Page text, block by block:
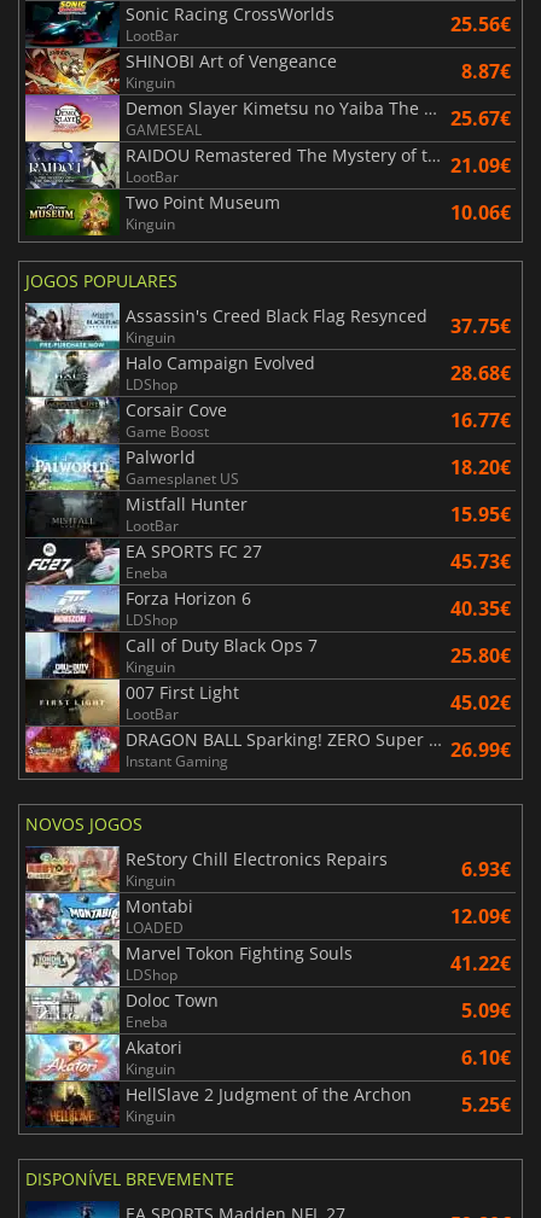
Sonic Racing CrossWorlds
LootBar 25.56€
SHINOBI Art of Vengeance
Kinguin 8.87€
Demon Slayer Kimetsu no Yaiba The Hinokami Chronicles 2
GAMESEAL 25.67€
RAIDOU Remastered The Mystery of the Soulless Army
LootBar 21.09€
Two Point Museum
Kinguin 10.06€
JOGOS POPULARES
Assassin's Creed Black Flag Resynced
Kinguin 37.75€
Halo Campaign Evolved
LDShop 28.68€
Corsair Cove
Game Boost 16.77€
Palworld
Gamesplanet US 18.20€
Mistfall Hunter
LootBar 15.95€
EA SPORTS FC 27
Eneba 45.73€
Forza Horizon 6
LDShop 40.35€
Call of Duty Black Ops 7
Kinguin 25.80€
007 First Light
LootBar 45.02€
DRAGON BALL Sparking! ZERO Super Limit Breaking NEO
Instant Gaming 26.99€
NOVOS JOGOS
ReStory Chill Electronics Repairs
Kinguin 6.93€
Montabi
LOADED 12.09€
Marvel Tokon Fighting Souls
LDShop 41.22€
Doloc Town
Eneba 5.09€
Akatori
Kinguin 6.10€
HellSlave 2 Judgment of the Archon
Kinguin 5.25€
DISPONÍVEL BREVEMENTE
EA SPORTS Madden NFL 27